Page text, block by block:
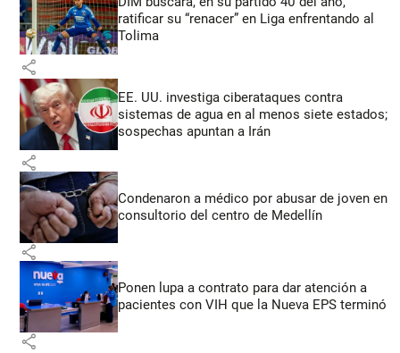
ratificar su “renacer” en Liga enfrentando al
Tolima
share
EE. UU. investiga ciberataques contra
sistemas de agua en al menos siete estados;
sospechas apuntan a Irán
share
Condenaron a médico por abusar de joven en
consultorio del centro de Medellín
share
Ponen lupa a contrato para dar atención a
pacientes con VIH que la Nueva EPS terminó
share